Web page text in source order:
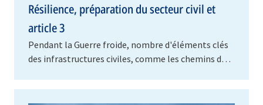
Résilience, préparation du secteur civil et
article 3
Pendant la Guerre froide, nombre d'éléments clés
des infrastructures civiles, comme les chemins de